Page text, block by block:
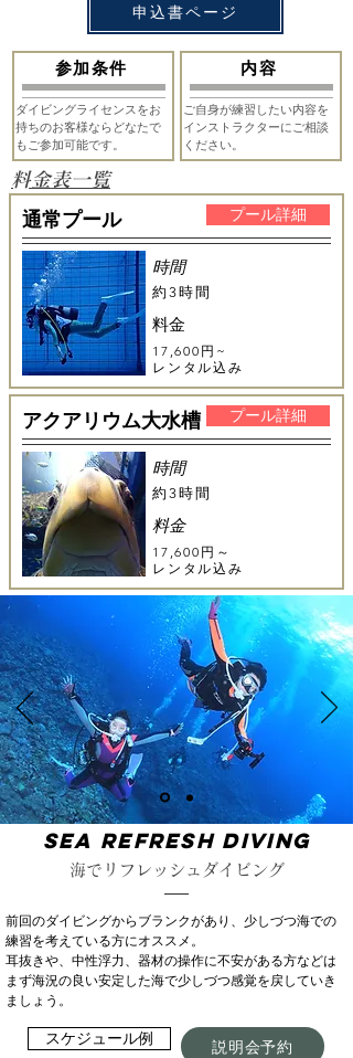
申込書ページ
​参加条件
ダイビングライセンスをお
持ちのお客様ならどなたで
もご参加可能です。
​内容
ご自身が練習したい内容を
インストラクターにご相談
ください。​
通常プール プール詳細
時間
約3時間
料金
17,600円~
レンタル込み
アクアリウム大水槽 プール詳細
時間
​約3時間
料金
17,600円～
レンタル込み
​料金表一覧
SEA Refresh Diving
海でリフレッシュダイビング
前回のダイビングからブランクがあり、少しづつ海での
練習を考えている方にオススメ。
耳抜きや、中性浮力、器材の操作に不安がある方などは
まず海況の良い安定した海で少しづつ感覚を戻していき
ましょう。
スケジュール例 説明会予約